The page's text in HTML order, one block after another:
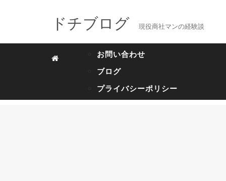
ドチブログ 現役商社マンの経験談
お問い合わせ
ブログ
プライバシーポリシー